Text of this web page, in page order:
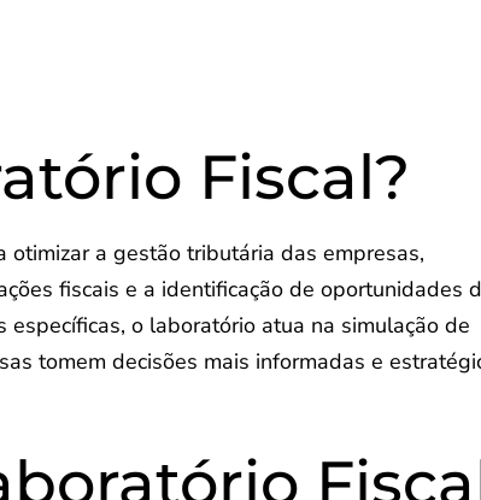
Fiscal?
a gestão tributária das empresas,
fiscais e a identificação de oportunidades
o laboratório atua na simulação de
tomem decisões mais informadas e